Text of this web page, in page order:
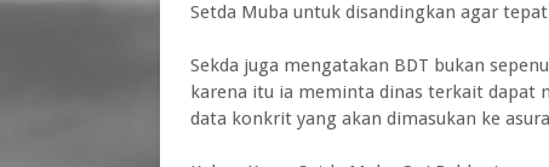
Setda Muba untuk disandingkan agar
Sekda juga mengatakan BDT bukan
karena itu ia meminta dinas terkait dapat
data konkrit yang akan dimasukan ke